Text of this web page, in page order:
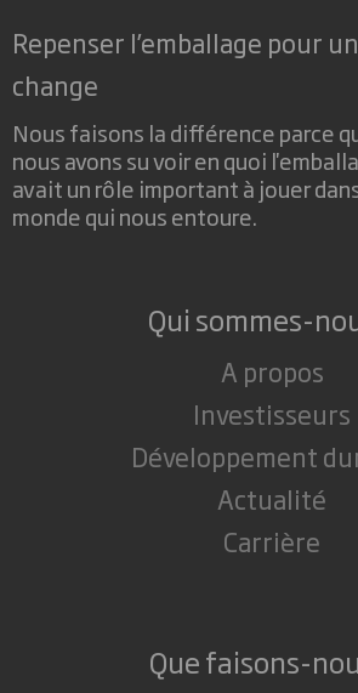
Repenser l’emballage pour
change
Nous faisons la différence parce
nous avons su voir en quoi
avait un rôle important à jouer
monde qui nous entoure.
Qui sommes-
A propos
Investisseurs
Développement
Actualité
Carrière
Que faisons-